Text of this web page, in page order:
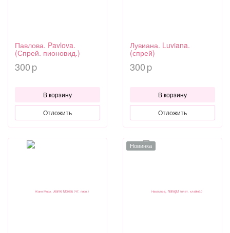
Павлова. Pavlova.
(Спрей. пионовид.)
300 p
В корзину
Отложить
Лувиана. Luviana.
(спрей)
300 p
В корзину
Отложить
Новинка